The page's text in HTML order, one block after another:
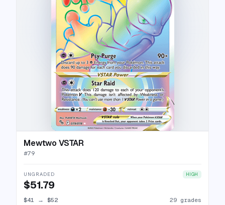
Mewtwo VSTAR
#79
UNGRADED HIGH
$51.79
$41 → $52 29 grades